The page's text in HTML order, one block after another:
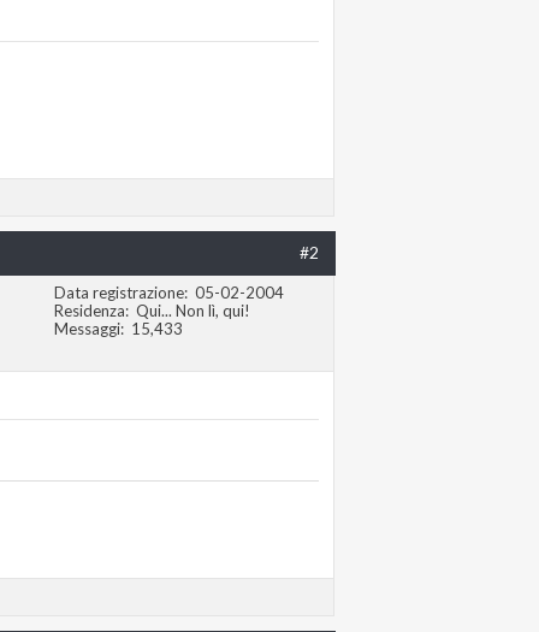
#2
Data registrazione 05-02-2004
Residenza
Qui... Non lì, qui!
Messaggi
15,433